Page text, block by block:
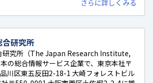
さらに詳しくみる
研究所
研究所（The Japan Research Institute,
の総合情報サービス企業で、東京本社〒
川区東五反田2-18-1 大崎フォレストビル